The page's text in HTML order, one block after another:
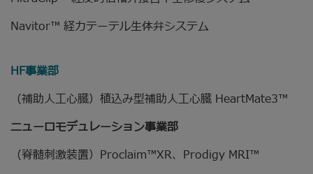
Navitor™ 経カテーテル生体弁システム
HF事業部
（補助人工心臓）植込み型補助人工心臓 HeartMate3™
ニューロモデュレーション事業部
（脊髄刺激装置）Proclaim™XR、Prodigy MRI™